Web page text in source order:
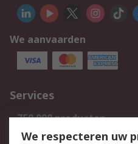
We aanvaarden
Services
750.000 producten
Bestellen
We respecteren uw